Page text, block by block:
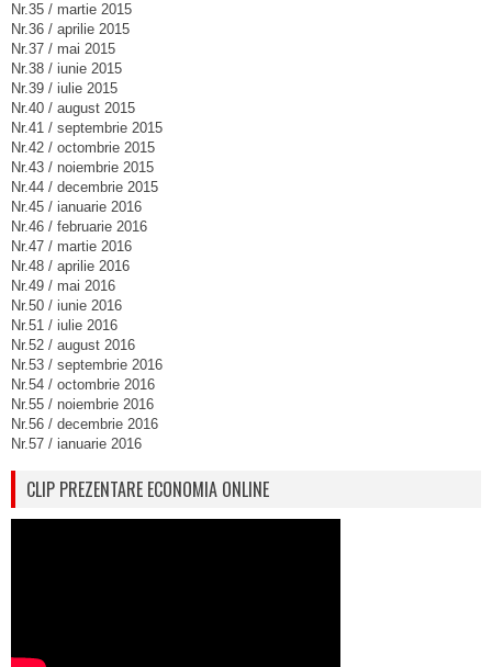
Nr.35 / martie 2015
Nr.36 / aprilie 2015
Nr.37 / mai 2015
Nr.38 / iunie 2015
Nr.39 / iulie 2015
Nr.40 / august 2015
Nr.41 / septembrie 2015
Nr.42 / octombrie 2015
Nr.43 / noiembrie 2015
Nr.44 / decembrie 2015
Nr.45 / ianuarie 2016
Nr.46 / februarie 2016
Nr.47 / martie 2016
Nr.48 / aprilie 2016
Nr.49 / mai 2016
Nr.50 / iunie 2016
Nr.51 / iulie 2016
Nr.52 / august 2016
Nr.53 / septembrie 2016
Nr.54 / octombrie 2016
Nr.55 / noiembrie 2016
Nr.56 / decembrie 2016
Nr.57 / ianuarie 2016
CLIP PREZENTARE ECONOMIA ONLINE